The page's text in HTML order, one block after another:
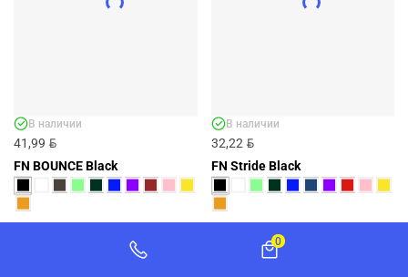
41,99 BYN
В наличии
FN BOUNCE Black
32,22 BYN
В наличии
FN Stride Black
0